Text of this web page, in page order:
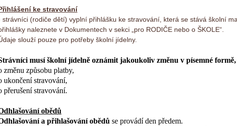
ke stravování
strávníci (rodiče dětí) vyplní přihlášku ke stravování, která se stává školní
naleznete v Dokumentech v sekci „pro RODIČE nebo o ŠKOLE“.
slouží pouze pro potřeby školní jídelny.
musí školní jídelně oznámit jakoukoliv změnu v písemné
změnu způsobu platby,
ukončení stravování,
přerušení stravování.
obědů
a přihlašování obědů se provádí den předem.